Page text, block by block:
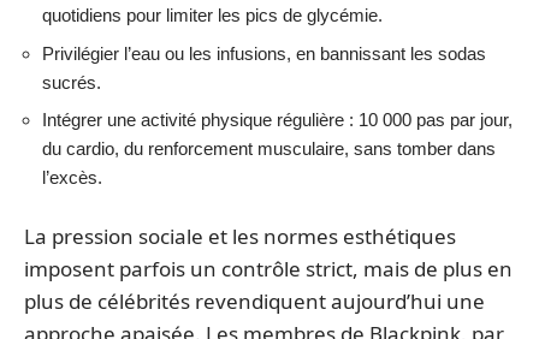
quotidiens pour limiter les pics de glycémie.
Privilégier l’eau ou les infusions, en bannissant les sodas
sucrés.
Intégrer une activité physique régulière : 10 000 pas par jour,
du cardio, du renforcement musculaire, sans tomber dans
l’excès.
La pression sociale et les normes esthétiques
imposent parfois un contrôle strict, mais de plus en
plus de célébrités revendiquent aujourd’hui une
approche apaisée. Les membres de Blackpink, par